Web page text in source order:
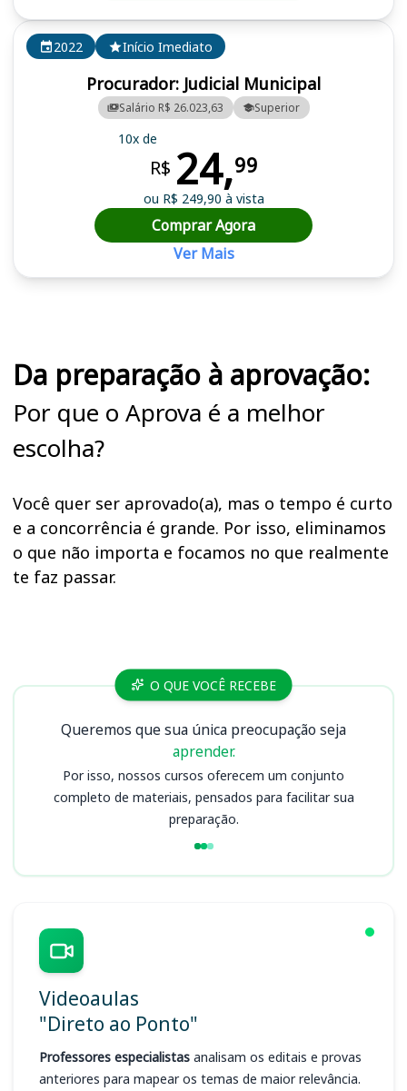
2022 Início Imediato
Procurador: Judicial Municipal
Salário R$ 26.023,63 Superior
10x de
R$ 24,99
ou R$ 249,90 à vista
Comprar Agora
Ver Mais
Da preparação à aprovação:
Por que o Aprova é a melhor
escolha?
Você quer ser aprovado(a), mas o tempo é curto
e a concorrência é grande. Por isso, eliminamos
o que não importa e focamos no que realmente
te faz passar.
Cursos PGMO QUE VOCÊ RECEBE
Queremos que sua única preocupação seja
aprender.
Por isso, nossos cursos oferecem um conjunto
completo de materiais, pensados para facilitar sua
preparação.
Videoaulas
"Direto ao Ponto"
Professores especialistas analisam os editais e provas
anteriores para mapear os temas de maior relevância.